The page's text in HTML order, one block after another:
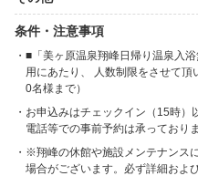
条件・注意事項
■「美ヶ原温泉翔峰日帰り温泉入
用にあたり、 人数制限をさせて
0名様まで）
お申込みはチェックイン（15時）
電話等での事前予約は承っておりま
※翔峰の休館や施設メンテナンス
場合がございます。必ず詳細およ